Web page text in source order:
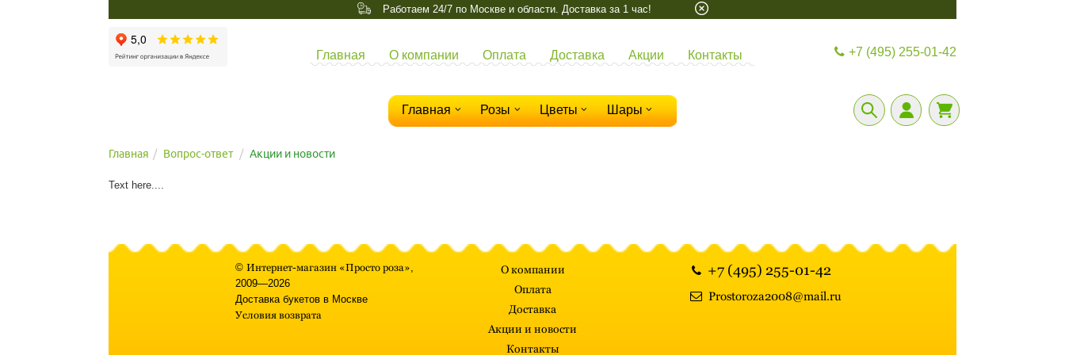
Работаем 24/7 по Москве и области. Доставка за 1 час!
Главная О компании Оплата Доставка Акции Контакты
Главная Розы Цветы Шары
+7 (495) 255-01-42
Главная Вопрос-ответ Акции и новости
Text here....
© Интернет-магазин «Просто роза»,
2009—2026
Доставка букетов в Москве
Условия возврата
О компании
Оплата
Доставка
Акции и новости
Контакты
+7 (495) 255-01-42
Prostoroza2008@mail.ru